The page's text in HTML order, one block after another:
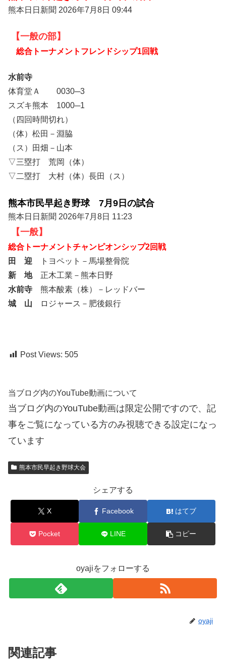
熊本日日新聞 2026年7月8日 09:44
【一般の部】
総合トーナメントフレンドシップ1回戦
水前寺
体育堂Ａ 0030─3
スズキ熊本 1000─1
（四回時間切れ）
（体）松田－淵脇
（ス）田畑－山本
▽三塁打 荒岡（体）
▽二塁打 大村（体）長田（ス）
熊本市民早起き野球 7月9日の試合
熊本日日新聞 2026年7月8日 11:23
【一般】
総合トーナメントチャンピオンシップ2回戦
田 迎 トヨペット－馬場整骨院
新 地正木工業－熊本日野
水前寺 熊本酸素（株）－レッドバー
城 山 ロジャース－肥後銀行
Post Views: 505
当ブログ内のYouTube動画について
当ブログ内のYouTube動画は限定公開ですので、記
事をご覧になっている方のみ視聴できる設定になっ
ています
熊本市民早起き野球大会
シェアする
X Facebook はてブ
Pocket LINE コピー
oyajiをフォローする
oyaji
関連記事